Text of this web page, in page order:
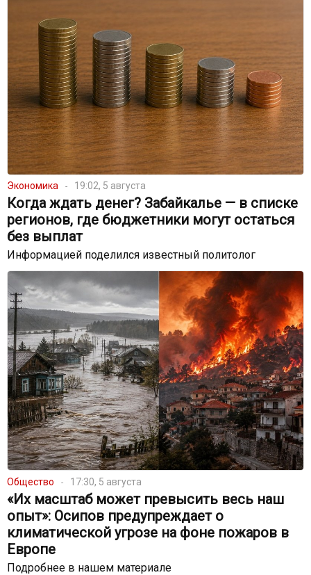
Экономика 19:02, 5 августа
Когда ждать денег? Забайкалье — в списке
регионов, где бюджетники могут остаться
без выплат
Информацией поделился известный политолог
Общество 17:30, 5 августа
«Их масштаб может превысить весь наш
опыт»: Осипов предупреждает о
климатической угрозе на фоне пожаров в
Европе
Подробнее в нашем материале